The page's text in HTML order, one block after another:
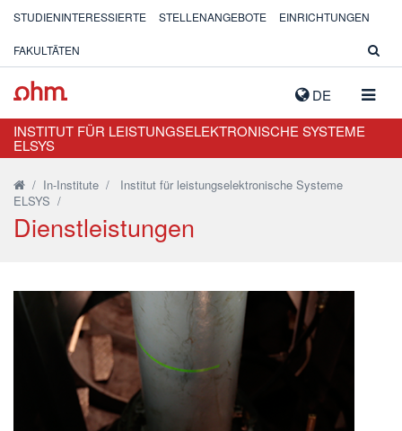
DE
STUDIENINTERESSIERTE STELLENANGEBOTE EINRICHTUNGEN
FAKULTÄTEN
INSTITUT FÜR LEISTUNGSELEKTRONISCHE SYSTEME
ELSYS
/ In-Institute / Institut für leistungselektronische Systeme
ELSYS /
Dienstleistungen